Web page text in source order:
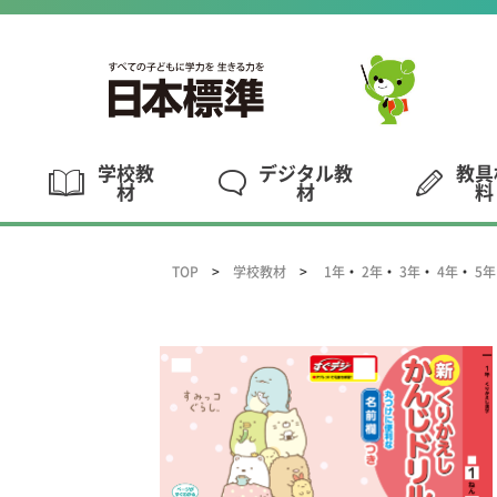
学校教
材
デジタル教
材
教具
料
TOP 学校教材 1年 ・ 2年 ・ 3年 ・ 4年 ・ 5年